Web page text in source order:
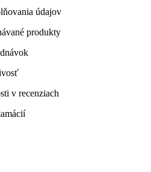
údajov
produkty
v recenziach